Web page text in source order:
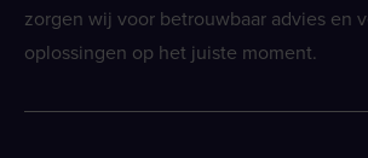
zorgen wij voor betrouwbaar advies en
oplossingen op het juiste moment.